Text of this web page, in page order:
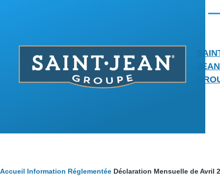
JEAN
Fil
Accueil Information Réglementée Déclaration Mensuelle de Avril